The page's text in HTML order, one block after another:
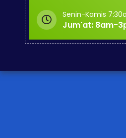
Senin-Kamis
Jum'at: 8am-